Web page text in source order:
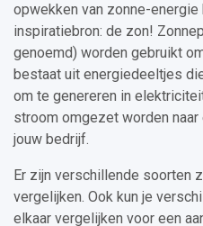
opwekken van zonne-
inspiratiebron: de zon!
genoemd) worden gebruikt
bestaat uit energiedeeltjes
om te genereren in
stroom omgezet worden
jouw bedrijf.
Er zijn verschillende soorten
vergelijken. Ook kun je
elkaar vergelijken voor een